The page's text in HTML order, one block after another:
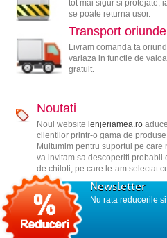
tot mai sigur si protejate,
se poate returna usor.
Transport oriunde
Livram comanda ta
variaza in functie de
gratuit.
Noutati
Noul website lenjeriamea.ro
clientilor printr-o gama de
Multumim pentru suportul pe care
va invitam sa descoperiti probabil
de chiloti, pe care le-am selectat
Newsletter
Nu rata reducerile